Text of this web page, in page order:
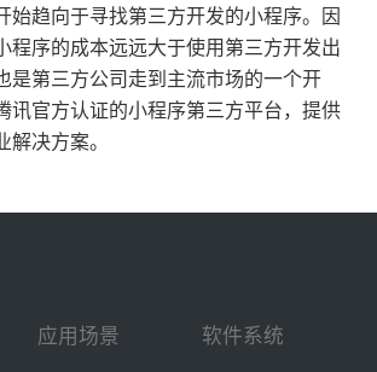
始趋向于寻找第三方开发的小程序。因
程序的成本远远大于使用第三方开发出
是第三方公司走到主流市场的一个开
讯官方认证的小程序第三方平台，提供
决方案。
应用场景 软件系统